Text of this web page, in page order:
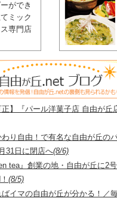
ができ
ミック
専門店
正】『パール洋菓子店 自由が
わり自由！で有名な自由が丘の
31日に閉店へ(8/6)
tea』創業の地・自由が丘に2
(8/5)
イマの自由が丘が分かる！／